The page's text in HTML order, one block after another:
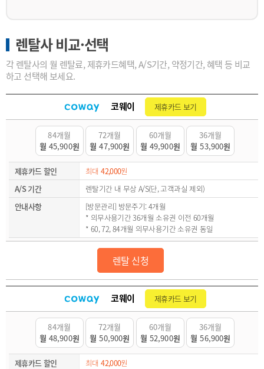
렌탈사 비교·선택
각 렌탈사의 월 렌탈료, 제휴카드혜택, A/S기간, 약정기간, 혜택 등 비교
하고 선택해 보세요.
코웨이 제휴카드 보기
84개월
월 45,900원
72개월
월47,900원
60개월
월 49,900원
36개월
월53,900원
제휴카드 할인 최대42,000원
A/S 기간
렌탈기간 내 무상 A/S(단, 고객과실 제외)
안내사항
[방문관리] 방문주기: 4개월
* 의무사용기간 36개월 소유권 이전 60개월
* 60, 72, 84개월 의무사용기간 소유권 동일
렌탈 신청
코웨이 제휴카드 보기
84개월
월 48,900원
72개월
월50,900원
60개월
월 52,900원
36개월
월56,900원
제휴카드 할인 최대42,000원